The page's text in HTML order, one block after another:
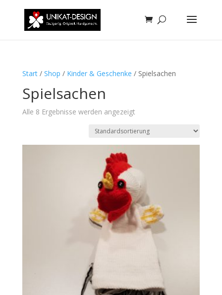
Start/ Shop / Kinder & Geschenke / Spielsachen
Spielsachen
Alle 8 Ergebnisse werden angezeigt